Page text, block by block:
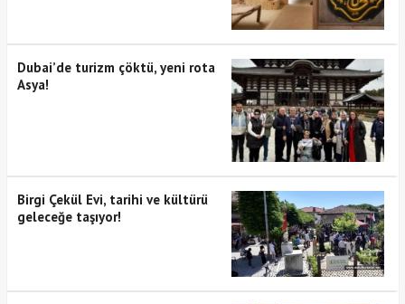
Dubai’de turizm çöktü, yeni rota
Asya!
Birgi Çekül Evi, tarihi ve kültürü
geleceğe taşıyor!